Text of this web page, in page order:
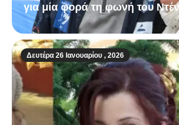
για μία φορά τη φωνή του
Δευτέρα 26 Ιανουαρίου , 2026